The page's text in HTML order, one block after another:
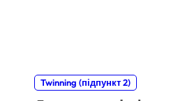
Twinning (підпункт 2)